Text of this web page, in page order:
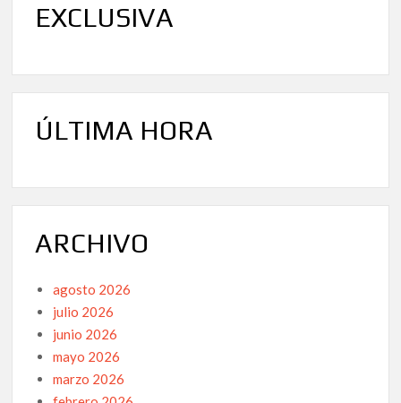
EXCLUSIVA
ÚLTIMA HORA
ARCHIVO
agosto 2026
julio 2026
junio 2026
mayo 2026
marzo 2026